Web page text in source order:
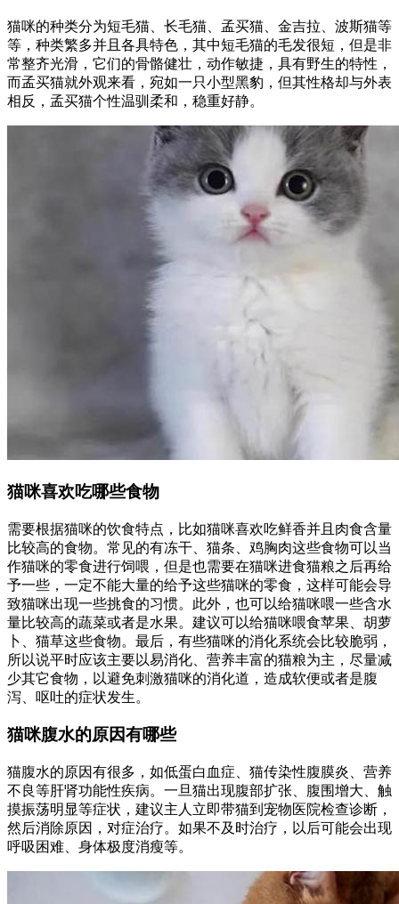
猫咪的种类分为短毛猫、长毛猫、孟买猫、金吉拉、波斯猫等
等，种类繁多并且各具特色，其中短毛猫的毛发很短，但是非
常整齐光滑，它们的骨骼健壮，动作敏捷，具有野生的特性，
而孟买猫就外观来看，宛如一只小型黑豹，但其性格却与外表
相反，孟买猫个性温驯柔和，稳重好静。
猫咪喜欢吃哪些食物
需要根据猫咪的饮食特点，比如猫咪喜欢吃鲜香并且肉食含量
比较高的食物。常见的有冻干、猫条、鸡胸肉这些食物可以当
作猫咪的零食进行饲喂，但是也需要在猫咪进食猫粮之后再给
予一些，一定不能大量的给予这些猫咪的零食，这样可能会导
致猫咪出现一些挑食的习惯。此外，也可以给猫咪喂一些含水
量比较高的蔬菜或者是水果。建议可以给猫咪喂食苹果、胡萝
卜、猫草这些食物。最后，有些猫咪的消化系统会比较脆弱，
所以说平时应该主要以易消化、营养丰富的猫粮为主，尽量减
少其它食物，以避免刺激猫咪的消化道，造成软便或者是腹
泻、呕吐的症状发生。
猫咪腹水的原因有哪些
猫腹水的原因有很多，如低蛋白血症、猫传染性腹膜炎、营养
不良等肝肾功能性疾病。一旦猫出现腹部扩张、腹围增大、触
摸振荡明显等症状，建议主人立即带猫到宠物医院检查诊断，
然后消除原因，对症治疗。如果不及时治疗，以后可能会出现
呼吸困难、身体极度消瘦等。